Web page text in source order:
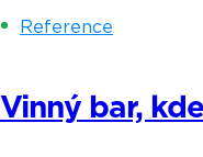
Reference
Vinný bar,